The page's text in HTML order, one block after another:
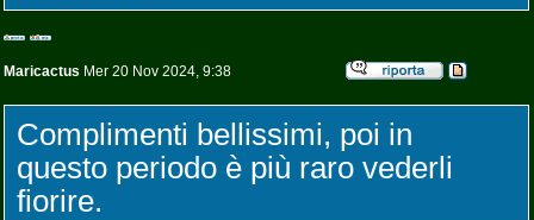
Maricactus Mer 20 Nov 2024, 9:38
Complimenti bellissimi, poi in
questo periodo è più raro vederli
fiorire.